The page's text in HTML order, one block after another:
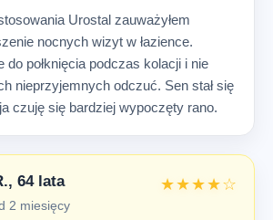
Urostal zauważyłem
nocnych wizyt w łazience.
do połknięcia podczas kolacji i nie
nieprzyjemnych odczuć. Sen stał się
czuję się bardziej wypoczęty rano.
64 lata
2 miesięcy
★★★★☆